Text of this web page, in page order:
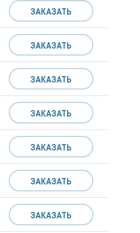
ЗАКАЗАТЬ
ЗАКАЗАТЬ
ЗАКАЗАТЬ
ЗАКАЗАТЬ
ЗАКАЗАТЬ
ЗАКАЗАТЬ
ЗАКАЗАТЬ